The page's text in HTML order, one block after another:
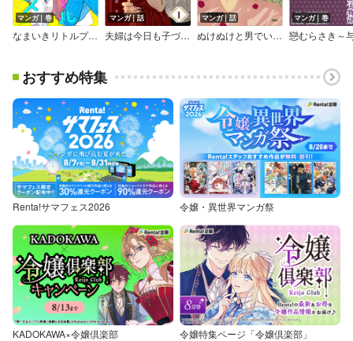
マンガ｜巻
なまいきリトルプリンス
マンガ｜話
夫婦は今日も子づくらない
マンガ｜話
ぬけぬけと男でいよう 分冊版
マンガ｜巻
おすすめ特集
Renta!サマフェス2026 令嬢・異世界マンガ祭
KADOKAWA×令嬢倶楽部 令嬢特集ページ「令嬢倶楽部」